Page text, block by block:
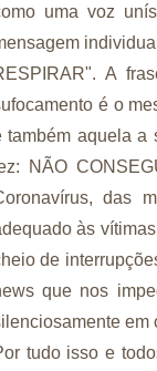
uma voz
A
é o
também aquela a
NÃO
das
às
de
que nos
em
tudo isso e